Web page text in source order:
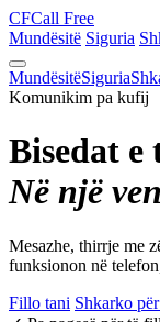
CFCall Free
Mundësitë Siguria
MundësitëSiguria
Komunikim pa kufij
Bisedat e
Në një
Mesazhe, thirrje me
funksionon në
Fillo tani Shkarko